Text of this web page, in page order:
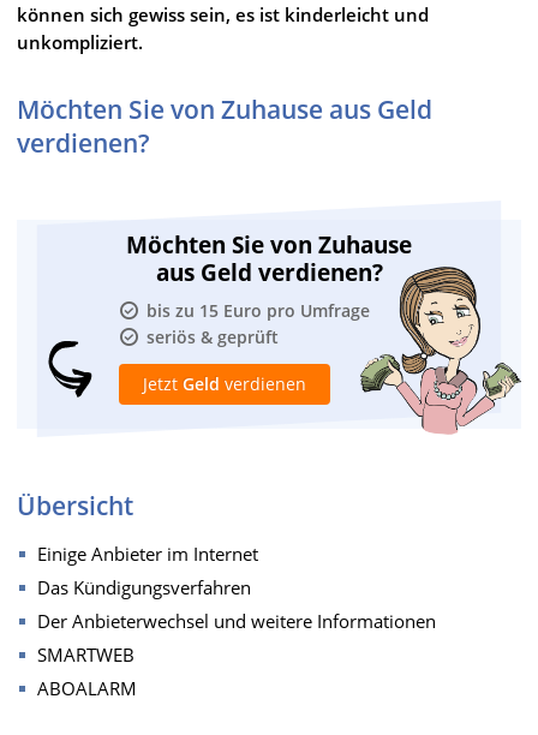
können sich gewiss sein, es ist kinderleicht und
unkompliziert.
Möchten Sie von Zuhause aus Geld
verdienen?
Möchten Sie von Zuhause
aus Geld verdienen?
bis zu 15 Euro pro Umfrage
seriös & geprüft
Jetzt Geld verdienen
Übersicht
Einige Anbieter im Internet
Das Kündigungsverfahren
Der Anbieterwechsel und weitere Informationen
SMARTWEB
ABOALARM